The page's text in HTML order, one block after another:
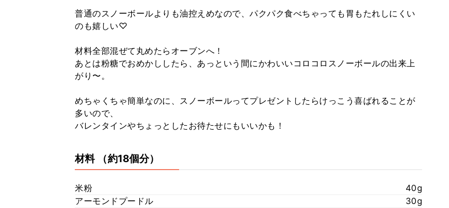
普通のスノーボールよりも油控えめなので、パクパク食べちゃっても胃もたれしにくい
のも嬉しい♡
材料全部混ぜて丸めたらオーブンへ！
あとは粉糖でおめかししたら、あっという間にかわいいコロコロスノーボールの出来上
がり〜。
めちゃくちゃ簡単なのに、スノーボールってプレゼントしたらけっこう喜ばれることが
多いので、
バレンタインやちょっとしたお待たせにもいいかも！
材料 （約18個分）
米粉
40g
アーモンドプードル
30g